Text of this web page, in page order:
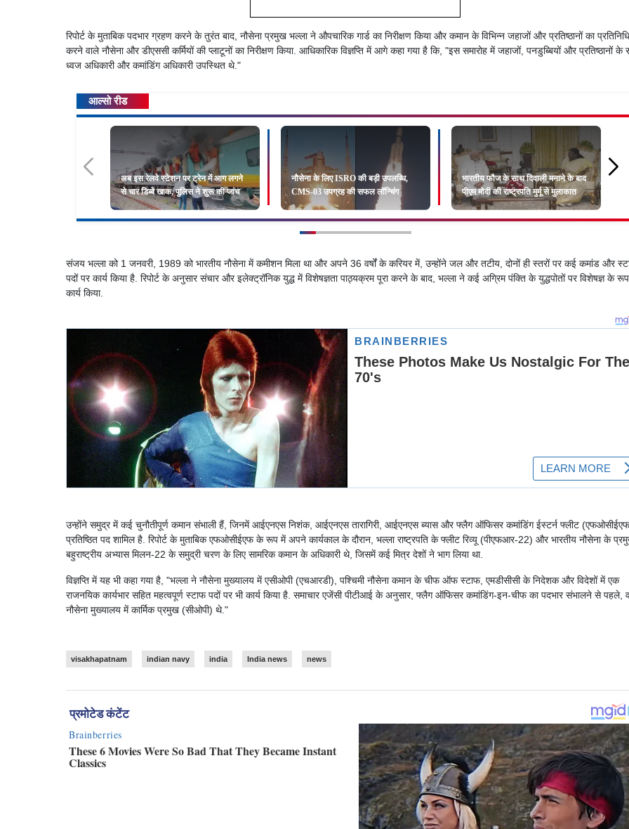
रिपोर्ट के मुताबिक पदभार ग्रहण करने के तुरंत बाद, नौसेना प्रमुख भल्ला ने औपचारिक गार्ड का निरीक्षण किया और कमान के विभिन्न जहाजों और प्रतिष्ठानों का
करने वाले नौसेना और डीएससी कर्मियों की प्लाटूनों का निरीक्षण किया. आधिकारिक विज्ञप्ति में आगे कहा गया है कि, "इस समारोह में जहाजों, पनडुब्बियों और प्रतिष्ठानों के
ध्वज अधिकारी और कमांडिंग अधिकारी उपस्थित थे."
आल्सो रीड
अब इस रेलवे स्टेशन पर ट्रेन में आग लगने
से चार डिब्बे खाक, पुलिस ने शुरू की जांच
नौसेना के लिए ISRO की बड़ी उपलब्धि,
CMS-03 उपग्रह की सफल लॉन्चिंग
भारतीय फौज के साथ दिवाली मनाने के बाद
पीएम मोदी की राष्ट्रपति मुर्मू से मुलाकात
संजय भल्ला को 1 जनवरी, 1989 को भारतीय नौसेना में कमीशन मिला था और अपने 36 वर्षों के करियर में, उन्होंने जल और तटीय, दोनों ही स्तरों पर कई कमांड और
पदों पर कार्य किया है. रिपोर्ट के अनुसार संचार और इलेक्ट्रॉनिक युद्ध में विशेषज्ञता पाठ्यक्रम पूरा करने के बाद, भल्ला ने कई अग्रिम पंक्ति के युद्धपोतों पर विशेषज्ञ के
कार्य किया.
उन्होंने समुद्र में कई चुनौतीपूर्ण कमान संभाली हैं, जिनमें आईएनएस निशंक, आईएनएस तारागिरी, आईएनएस ब्यास और फ्लैग ऑफिसर कमांडिंग ईस्टर्न फ्लीट
प्रतिष्ठित पद शामिल है. रिपोर्ट के मुताबिक एफओसीईएफ के रूप में अपने कार्यकाल के दौरान, भल्ला राष्ट्रपति के फ्लीट रिव्यू (पीएफआर-22) और भारतीय नौसेना के
बहुराष्ट्रीय अभ्यास मिलन-22 के समुद्री चरण के लिए सामरिक कमान के अधिकारी थे, जिसमें कई मित्र देशों ने भाग लिया था.
विज्ञप्ति में यह भी कहा गया है, "भल्ला ने नौसेना मुख्यालय में एसीओपी (एचआरडी), पश्चिमी नौसेना कमान के चीफ ऑफ स्टाफ, एमडीसीसी के निदेशक और विदेशों में एक
राजनयिक कार्यभार सहित महत्वपूर्ण स्टाफ पदों पर भी कार्य किया है. समाचार एजेंसी पीटीआई के अनुसार, फ्लैग ऑफिसर कमांडिंग-इन-चीफ का पदभार संभालने से पहले,
नौसेना मुख्यालय में कार्मिक प्रमुख (सीओपी) थे."
visakhapatnam indian navy india India news news